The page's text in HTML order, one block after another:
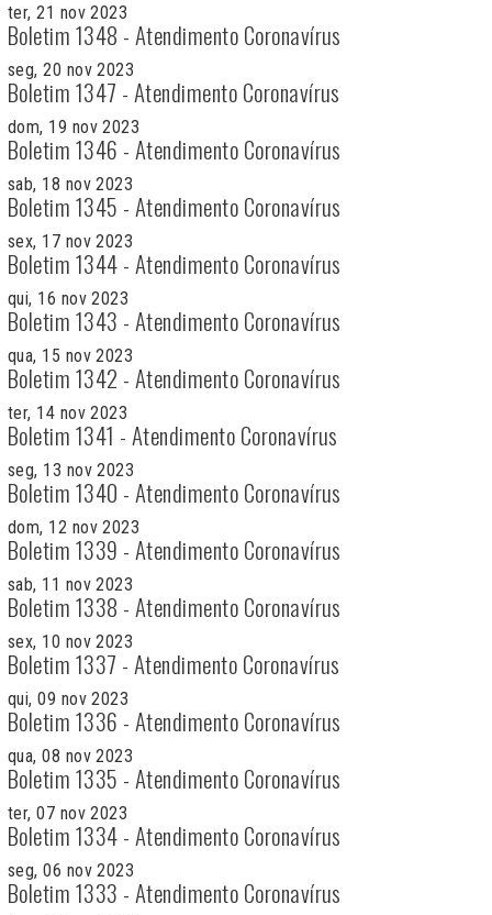
ter, 21 nov 2023
Boletim 1348 - Atendimento Coronavírus
seg, 20 nov 2023
Boletim 1347 - Atendimento Coronavírus
dom, 19 nov 2023
Boletim 1346 - Atendimento Coronavírus
sab, 18 nov 2023
Boletim 1345 - Atendimento Coronavírus
sex, 17 nov 2023
Boletim 1344 - Atendimento Coronavírus
qui, 16 nov 2023
Boletim 1343 - Atendimento Coronavírus
qua, 15 nov 2023
Boletim 1342 - Atendimento Coronavírus
ter, 14 nov 2023
Boletim 1341 - Atendimento Coronavírus
seg, 13 nov 2023
Boletim 1340 - Atendimento Coronavírus
dom, 12 nov 2023
Boletim 1339 - Atendimento Coronavírus
sab, 11 nov 2023
Boletim 1338 - Atendimento Coronavírus
sex, 10 nov 2023
Boletim 1337 - Atendimento Coronavírus
qui, 09 nov 2023
Boletim 1336 - Atendimento Coronavírus
qua, 08 nov 2023
Boletim 1335 - Atendimento Coronavírus
ter, 07 nov 2023
Boletim 1334 - Atendimento Coronavírus
seg, 06 nov 2023
Boletim 1333 - Atendimento Coronavírus